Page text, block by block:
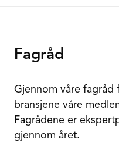
Fagråd
Gjennom våre fagråd
bransjene våre
Fagrådene er
gjennom året.